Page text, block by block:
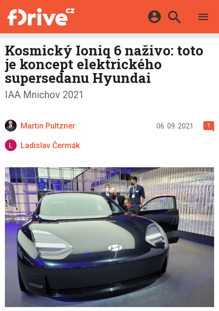
KATALOG
MAPA STANIC
VIDEA
HYBRIDY
E-MOTORSPORT
OSTATNÍ
SERIÁLY
Facebook Google
Twitter
Kosmický Ioniq 6 naživo: toto
je koncept elektrického
supersedanu Hyundai
IAA Mnichov 2021
Martin Pultzner
Ladislav Čermák
06. 09. 2021 1